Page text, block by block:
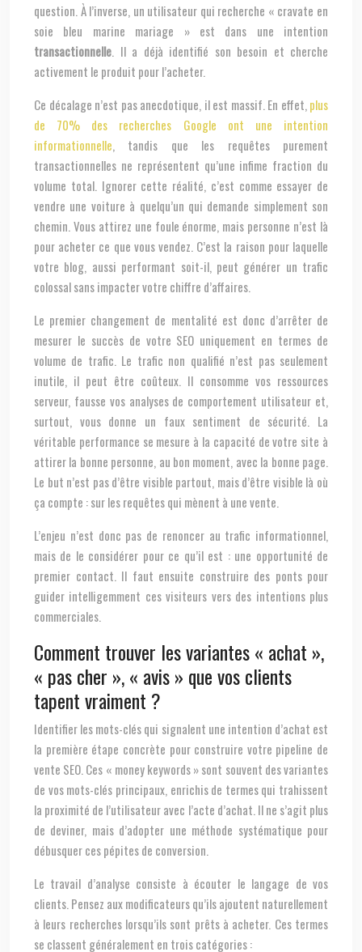
question. À l’inverse, un utilisateur qui recherche « cravate en
soie bleu marine mariage » est dans une intention
transactionnelle . Il a déjà identifié son besoin et cherche
activement le produit pour l’acheter.
Ce décalage n’est pas anecdotique, il est massif. En effet, plus
de 70% des recherches Google ont une intention
informationnelle , tandis que les requêtes purement
transactionnelles ne représentent qu’une infime fraction du
volume total. Ignorer cette réalité, c’est comme essayer de
vendre une voiture à quelqu’un qui demande simplement son
chemin. Vous attirez une foule énorme, mais personne n’est là
pour acheter ce que vous vendez. C’est la raison pour laquelle
votre blog, aussi performant soit-il, peut générer un trafic
colossal sans impacter votre chiffre d’affaires.
Le premier changement de mentalité est donc d’arrêter de
mesurer le succès de votre SEO uniquement en termes de
volume de trafic. Le trafic non qualifié n’est pas seulement
inutile, il peut être coûteux. Il consomme vos ressources
serveur, fausse vos analyses de comportement utilisateur et,
surtout, vous donne un faux sentiment de sécurité. La
véritable performance se mesure à la capacité de votre site à
attirer la bonne personne, au bon moment, avec la bonne page.
Le but n’est pas d’être visible partout, mais d’être visible là où
ça compte : sur les requêtes qui mènent à une vente.
L’enjeu n’est donc pas de renoncer au trafic informationnel,
mais de le considérer pour ce qu’il est : une opportunité de
premier contact. Il faut ensuite construire des ponts pour
guider intelligemment ces visiteurs vers des intentions plus
commerciales.
Comment trouver les variantes « achat »,
« pas cher », « avis » que vos clients
tapent vraiment ?
Identifier les mots-clés qui signalent une intention d’achat est
la première étape concrète pour construire votre pipeline de
vente SEO. Ces « money keywords » sont souvent des variantes
de vos mots-clés principaux, enrichis de termes qui trahissent
la proximité de l’utilisateur avec l’acte d’achat. Il ne s’agit plus
de deviner, mais d’adopter une méthode systématique pour
débusquer ces pépites de conversion.
Le travail d’analyse consiste à écouter le langage de vos
clients. Pensez aux modificateurs qu’ils ajoutent naturellement
à leurs recherches lorsqu’ils sont prêts à acheter. Ces termes
se classent généralement en trois catégories :